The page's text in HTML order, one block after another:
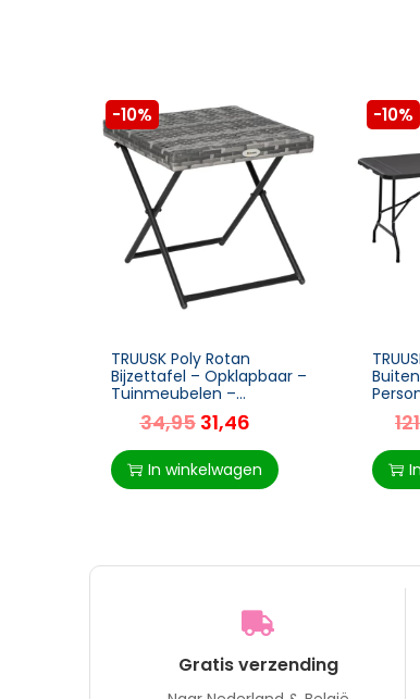
-10%
TRUUSK Poly Rotan
Bijzettafel – Opklapbaar –
Tuinmeubelen –
Balkontafel – Klaptafel –
Metaal – Grijs – 40 x 40 x
40 cm
34,95 31,46
In winkelwagen
-10%
73 cm
Gratis verzending